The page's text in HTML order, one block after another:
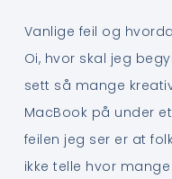
Vanlige feil og
Oi, hvor skal jeg
sett så mange
MacBook på under
feilen jeg ser er at
ikke telle hvor